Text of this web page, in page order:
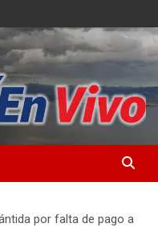
por falta de pago a